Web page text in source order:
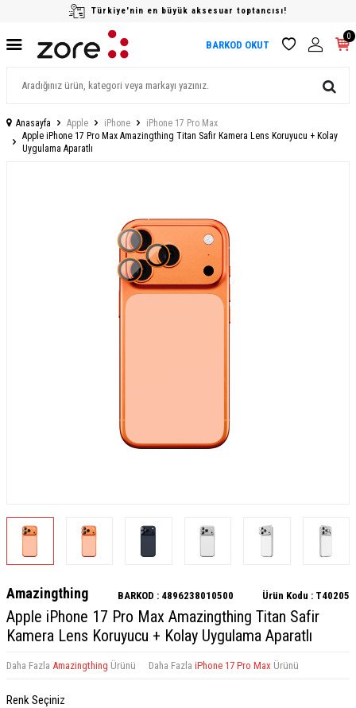
Türkiye'nin en büyük aksesuar toptancısı!
BARKOD OKUT
0
Anasayfa Apple iPhone
iPhone 17 Pro Max
Apple iPhone 17 Pro Max Amazingthing Titan Safir Kamera Lens Koruyucu + Kolay
Uygulama Aparatlı
Amazingthing BARKOD : 4896238010500 Ürün Kodu : T40205
Apple iPhone 17 Pro Max Amazingthing Titan Safir
Kamera Lens Koruyucu + Kolay Uygulama Aparatlı
Daha Fazla Amazingthing Ürünü Daha Fazla iPhone 17 Pro Max Ürünü
Renk Seçiniz